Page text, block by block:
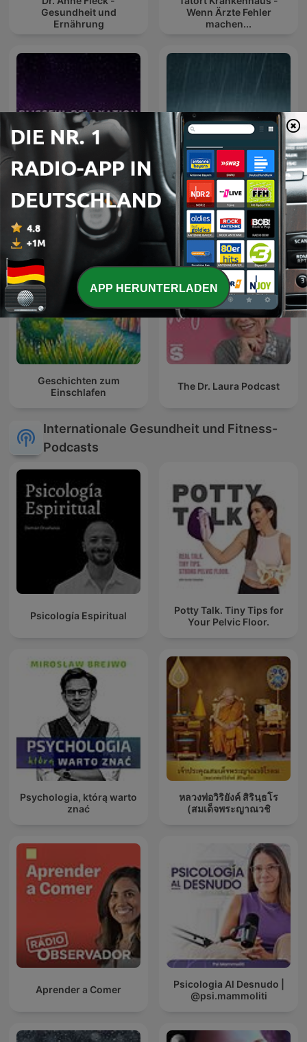
Gesundheit und
Ernährung
Wenn Ärzte Fehler
machen...
Sleep Meditation Music -
Relaxing Music for Sleep,
Meditation & Relaxation
Sleep Sounds: Sounds for
Sleep & Relaxation
Geschichten zum
Einschlafen
The Dr. Laura Podcast
Internationale Gesundheit und Fitness-
Podcasts
Psicología Espiritual
Potty Talk. Tiny Tips for
Your Pelvic Floor.
Psychologia, którą warto
znać
หลวงพ่อวิริยังค์ สิรินฺธโร
(สมเด็จพระญาณวชิ
Aprender a Comer
Psicologia Al Desnudo |
@psi.mammoliti
APP HERUNTERLADEN